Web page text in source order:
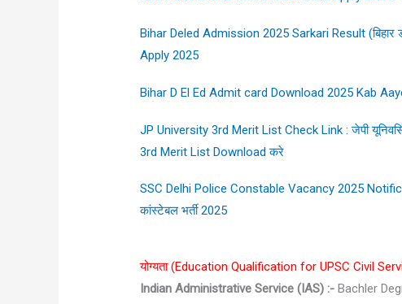
Bihar Deled Admission 2025 Sarkari Result (बिहार
Apply 2025
Bihar D El Ed Admit card Download 2025 Kab
JP University 3rd Merit List Check Link : जेपी
3rd Merit List Download करे
SSC Delhi Police Constable Vacancy 2025
कांस्टेबल भर्ती 2025
योग्यता (Education Qualification for UPSC Civil
Indian Administrative Service (IAS) :-Bachler